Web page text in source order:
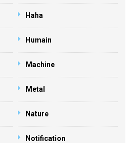
Haha
Humain
Machine
Metal
Nature
Notification